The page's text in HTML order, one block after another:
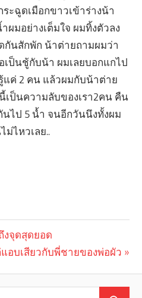
ะฉูดเมือกขาวเข้าร่างน้า
ผมอย่างเต็มใจ ผมทิ้งตัวลง
กันสักพัก น้าต่ายถามผมว่า
เป็นชู้กับน้า ผมเลยบอกแกไป
แค่ 2 คน แล้วผมกับน้าต่าย
เป็นความลับของเรา2คน คืน
ไป 5 น้ำ จนอีกวันนึงทั้งผม
ม่ไหวเลย..
งจุดสุดยอด
อบเสียวกับพี่ชายของพ่อผัว